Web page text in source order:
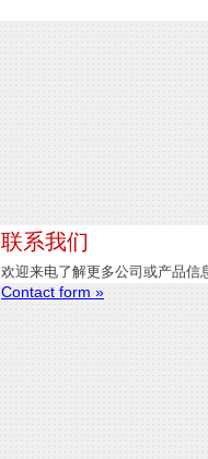
联系我们
欢迎来电了解更多公司或产品信
Contact form »